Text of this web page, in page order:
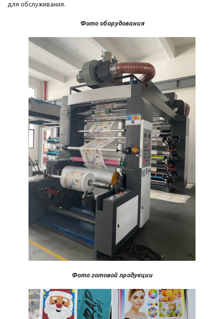
для обслуживания.
Фото оборудования
Фото готовой продукции